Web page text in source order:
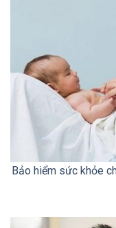
Bảo hiểm sức khỏe